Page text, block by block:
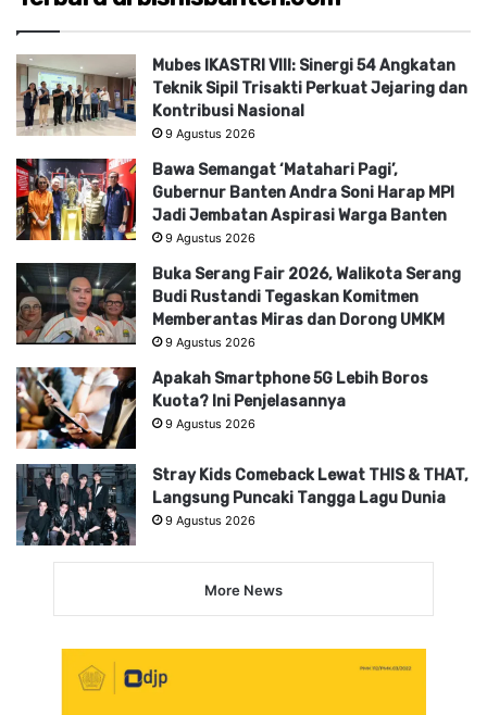
Mubes IKASTRI VIII: Sinergi 54 Angkatan
Teknik Sipil Trisakti Perkuat Jejaring dan
Kontribusi Nasional
9 Agustus 2026
Bawa Semangat ‘Matahari Pagi’,
Gubernur Banten Andra Soni Harap MPI
Jadi Jembatan Aspirasi Warga Banten
9 Agustus 2026
Buka Serang Fair 2026, Walikota Serang
Budi Rustandi Tegaskan Komitmen
Memberantas Miras dan Dorong UMKM
9 Agustus 2026
Apakah Smartphone 5G Lebih Boros
Kuota? Ini Penjelasannya
9 Agustus 2026
Stray Kids Comeback Lewat THIS & THAT,
Langsung Puncaki Tangga Lagu Dunia
9 Agustus 2026
More News